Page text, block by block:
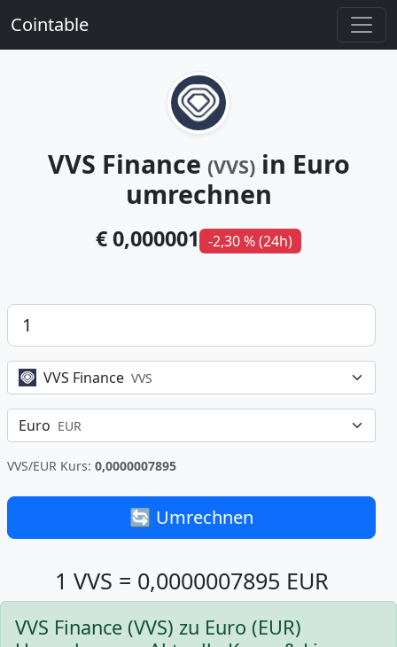
Cointable
VVS Finance (VVS)in Euro
umrechnen
€ 0,000001 -2,30 % (24h)
Betrag
VVS Finance VVS
Euro EUR
VVS/EUR Kurs: 0,0000007895
🔄 Umrechnen
1 VVS = 0,0000007895 EUR
VVS Finance (VVS) zu Euro (EUR)